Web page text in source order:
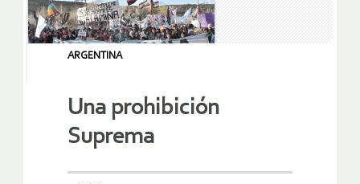
ARGENTINA
Una prohibición
Suprema